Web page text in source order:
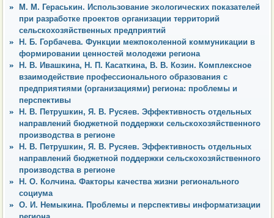
М. М. Гераськин. Использование экологических показателей
при разработке проектов организации территорий
сельскохозяйственных предприятий
Н. Б. Горбачева. Функции межпоколенной коммуникации в
формировании ценностей молодежи региона
Н. В. Ивашкина, Н. П. Касаткина, В. В. Козин. Комплексное
взаимодействие профессионального образования с
предприятиями (организациями) региона: проблемы и
перспективы
Н. В. Петрушкин, Я. В. Русяев. Эффективность отдельных
направлений бюджетной поддержки сельскохозяйственного
производства в регионе
Н. В. Петрушкин, Я. В. Русяев. Эффективность отдельных
направлений бюджетной поддержки сельскохозяйственного
производства в регионе
Н. О. Колчина. Факторы качества жизни регионального
социума
О. И. Немыкина. Проблемы и перспективы информатизации
региона